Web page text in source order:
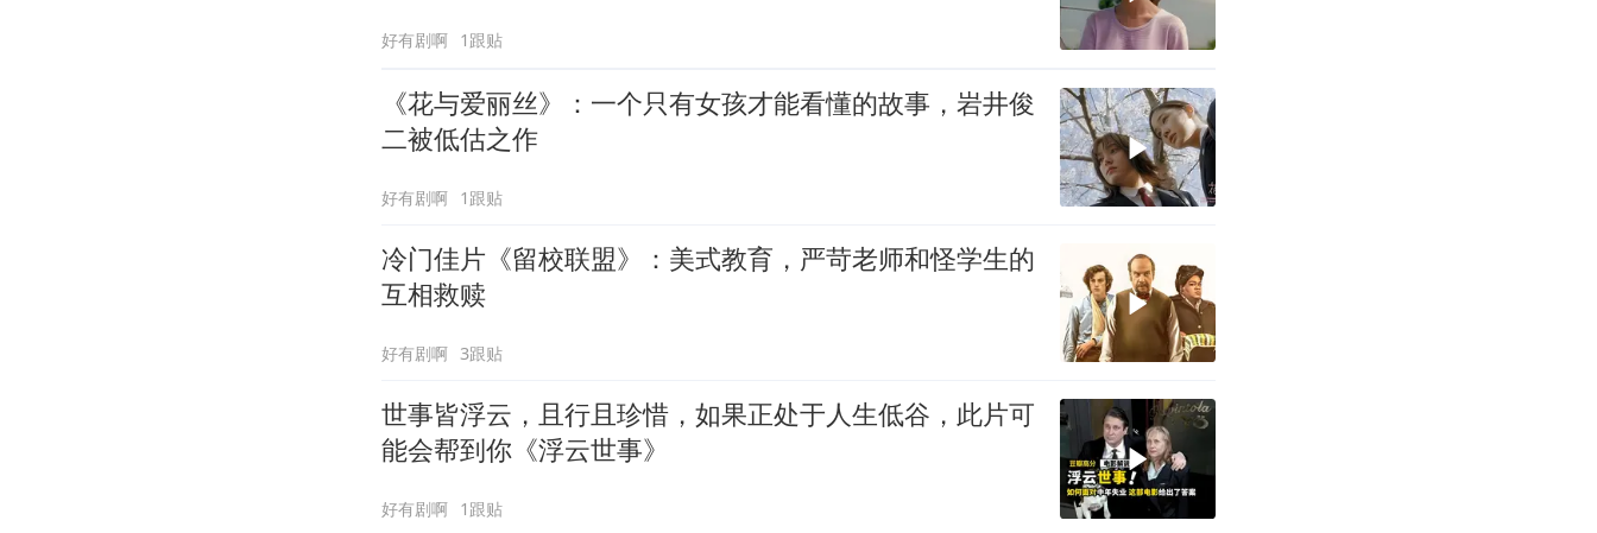
好有剧啊 1跟贴
《花与爱丽丝》：一个只有女孩才能看懂的故事，岩井俊
二被低估之作
好有剧啊 1跟贴
冷门佳片《留校联盟》：美式教育，严苛老师和怪学生的
互相救赎
好有剧啊 3跟贴
世事皆浮云，且行且珍惜，如果正处于人生低谷，此片可
能会帮到你《浮云世事》
好有剧啊 1跟贴